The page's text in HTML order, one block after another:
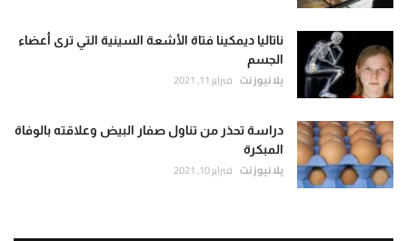
ناتاليا ديمكينا فتاة الأشعة السينية التي ترى أعضاء
الجسم
يلا نيوز نت فبراير 11, 2021
دراسة تحذر من تناول صفار البيض وعلاقته بالوفاة
المبكرة
يلا نيوز نت فبراير 10, 2021